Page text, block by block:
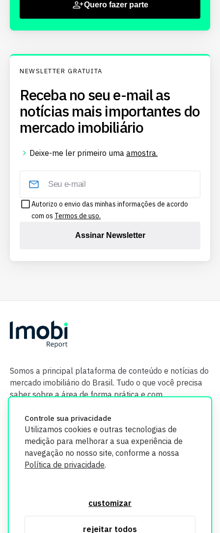
Controle sua privacidade
Utilizamos cookies e outras tecnologias de
medição para melhorar a sua experiência de
navegação no nosso site, conforme a nossa
Política de privacidade.
customizar
rejeitar todos
Quero fazer parte
NEWSLETTER GRATUITA
Receba no seu e-mail as
notícias mais importantes do
mercado imobiliário
Deixe-me ler primeiro uma amostra.
Autorizo o envio das minhas informações de acordo
com os Termos de uso.
Assinar Newsletter
Somos a principal plataforma de conteúdo e notícias do
mercado imobiliário do Brasil. Tudo o que você precisa
saber sobre a área de forma prática e com
segurança. Todos os dados coletados em nosso site são
utilizados exclusivamente para fins de aprimoramento de
informações, consulte nossa Política de Privacidade.